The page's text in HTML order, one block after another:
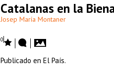
Catalanas en la
Josep María Montaner
0
Publicado en El País.